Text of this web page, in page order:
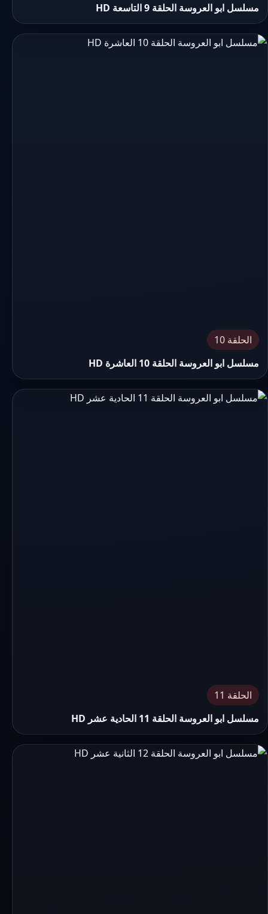
مسلسل ابو العروسة الحلقة 9 التاسعة HD
الحلقة 10
مسلسل ابو العروسة الحلقة 10 العاشرة HD
الحلقة 11
مسلسل ابو العروسة الحلقة 11 الحادية عشر HD